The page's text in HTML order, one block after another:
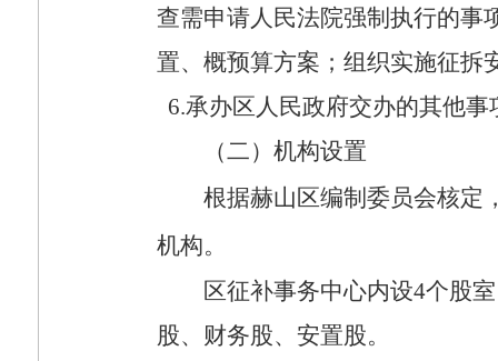
查需申请人民法院强制执行的事
置、概预算方案；组织实施征拆
6.承办区人民政府交办的其他事
（二）机构设置
根据赫山区编制委员会核定
机构。
区征补事务中心内设4个股
股、财务股、安置股。